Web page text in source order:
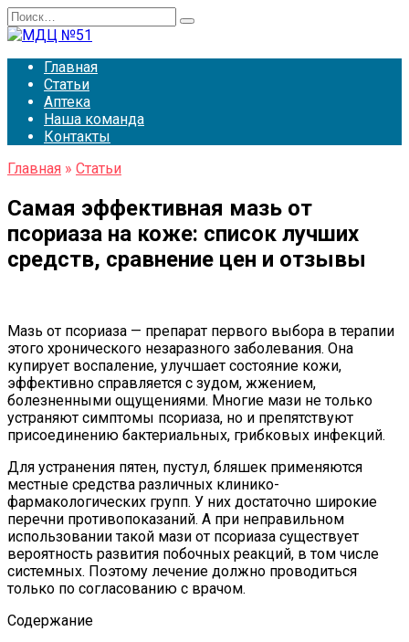
Перейти
к
Search
for:
Главная
Статьи
Аптека
Наша команда
Контакты
Главная » Статьи
Самая эффективная мазь от
псориаза на коже: список лучших
средств, сравнение цен и отзывы
Мазь от псориаза — препарат первого выбора в терапии
этого хронического незаразного заболевания. Она
купирует воспаление, улучшает состояние кожи,
эффективно справляется с зудом, жжением,
болезненными ощущениями. Многие мази не только
устраняют симптомы псориаза, но и препятствуют
присоединению бактериальных, грибковых инфекций.
Для устранения пятен, пустул, бляшек применяются
местные средства различных клинико-
фармакологических групп. У них достаточно широкие
перечни противопоказаний. А при неправильном
использовании такой мази от псориаза существует
вероятность развития побочных реакций, в том числе
системных. Поэтому лечение должно проводиться
только по согласованию с врачом.
Содержание